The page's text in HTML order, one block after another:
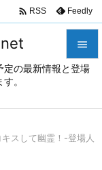
定の最新情報と登場
。




 RSS Feedly
キスして幽霊！-登場人